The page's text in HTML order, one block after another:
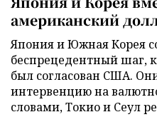
американский
Япония и Южная Корея
беспрецедентный шаг,
был согласован США.
интервенцию на
словами, Токио и Сеул